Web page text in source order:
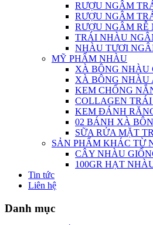
RƯỢU NGÂM
RƯỢU NGÂM
RƯỢU NGÂM RỄ
TRÁI NHÀU
NHÀU TƯƠI
MỸ PHẨM NHÀU
XÀ BÔNG NHÀU
XÀ BÔNG NHÀU
KEM CHỐNG
COLLAGEN
KEM ĐÁNH
02 BÁNH XÀ
SỮA RỬA MẶT
SẢN PHẨM KHÁC TỪ
CÂY NHÀU
100GR HẠT
Tin tức
Liên hệ
Danh mục